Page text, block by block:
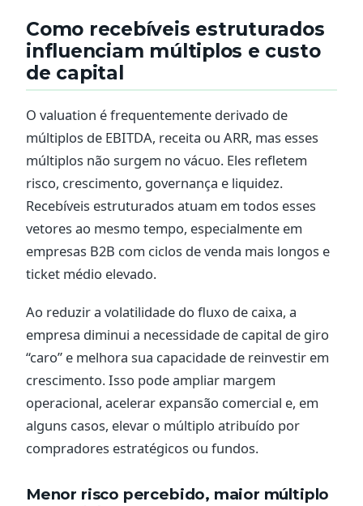
Como recebíveis estruturados
influenciam múltiplos e custo
de capital
O valuation é frequentemente derivado de
múltiplos de EBITDA, receita ou ARR, mas esses
múltiplos não surgem no vácuo. Eles refletem
risco, crescimento, governança e liquidez.
Recebíveis estruturados atuam em todos esses
vetores ao mesmo tempo, especialmente em
empresas B2B com ciclos de venda mais longos e
ticket médio elevado.
Ao reduzir a volatilidade do fluxo de caixa, a
empresa diminui a necessidade de capital de giro
“caro” e melhora sua capacidade de reinvestir em
crescimento. Isso pode ampliar margem
operacional, acelerar expansão comercial e, em
alguns casos, elevar o múltiplo atribuído por
compradores estratégicos ou fundos.
Menor risco percebido, maior múltiplo